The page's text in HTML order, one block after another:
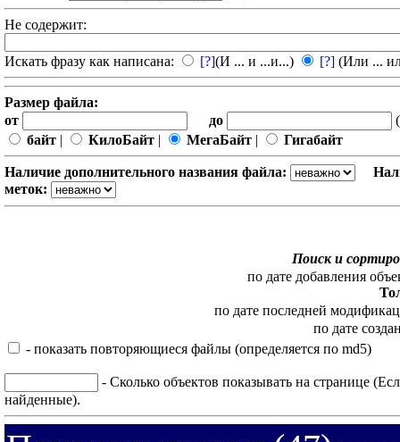
Не содержит:
Искать фразу как написана: [?](И ... и ...и...) [?] (Или ...
Размер файла:
от
до
байт | КилоБайт | МегаБайт | Гигабайт
Наличие дополнительного названия файла:
меток:
Поиск и
по дате добавления
по дате последней
по дате
- показать повторяющиеся файлы (определяется по md5)
- Сколько объектов показывать на странице
найденные).